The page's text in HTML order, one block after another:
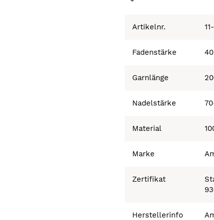
Artikelnr.
Fadenstärke 40
Garnlänge
Nadelstärke
Material
Marke
Zertifikat
Herstellerinfo